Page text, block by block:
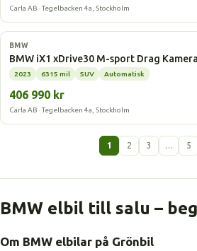
Carla AB · Tegelbacken 4a, Stockholm
Elbil
BMW
BMW iX1 xDrive30 M-sport Drag
2023 6315 mil SUV Automatisk
406 990 kr
Carla AB · Tegelbacken 4a, Stockholm
1 2 3 … 5
BMW elbil till salu –
Om BMW elbilar på Grönbil